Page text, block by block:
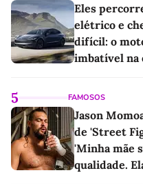
Eles
elétrico e
difícil: o
imbatível na
5 FAMOSOS
Jason
de 'Street
'Minha mãe
qualidade.